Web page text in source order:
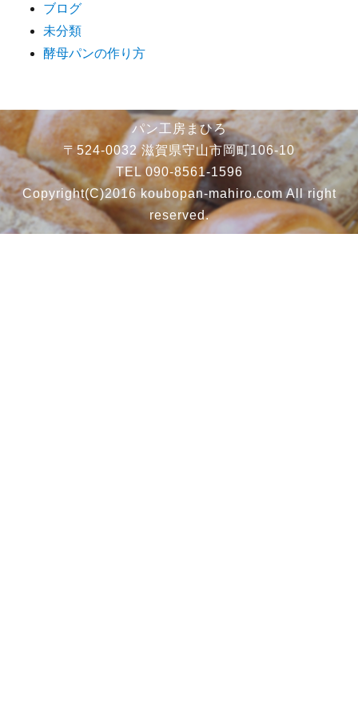
ブログ
未分類
酵母パンの作り方
パン工房まひろ
〒524-0032 滋賀県守山市岡町106-10
TEL 090-8561-1596
Copyright(C)2016 koubopan-mahiro.com All right
reserved.